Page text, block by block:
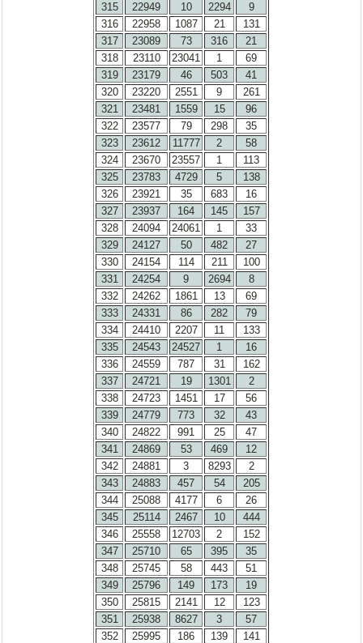
315 22949 10 2294
9
316
22958 1087 21
131
317
23089 73 316
21
318
23110 23041 1
69
319
23179 46 503
41
320
23220 2551 9
261
321
23481 1559 15
96
322
23577 79 298
35
323
23612 11777 2
58
324
23670 23557 1
113
325
23783 4729 5
138
326
23921 35 683
16
327
23937 164 145
157
328
24094 24061 1
33
329
24127 50 482
27
330
24154 114 211
100
331
24254 9 2694
8
332
24262 1861 13
69
333
24331 86 282
79
334
24410 2207 11
133
335
24543 24527 1
16
336
24559 787 31
162
337
24721 19 1301
2
338
24723 1451 17
56
339
24779 773 32
43
340
24822 991 25
47
341
24869 53 469
12
342
24881 3 8293
2
343
24883 457 54
205
344
25088 4177 6
26
345
25114 2467 10
444
346
25558 12703 2
152
347
25710 65 395
35
348
25745 58 443
51
349
25796 149 173
19
350
25815 2141 12
123
351
25938 8627 3
57
352
25995 186 139
141